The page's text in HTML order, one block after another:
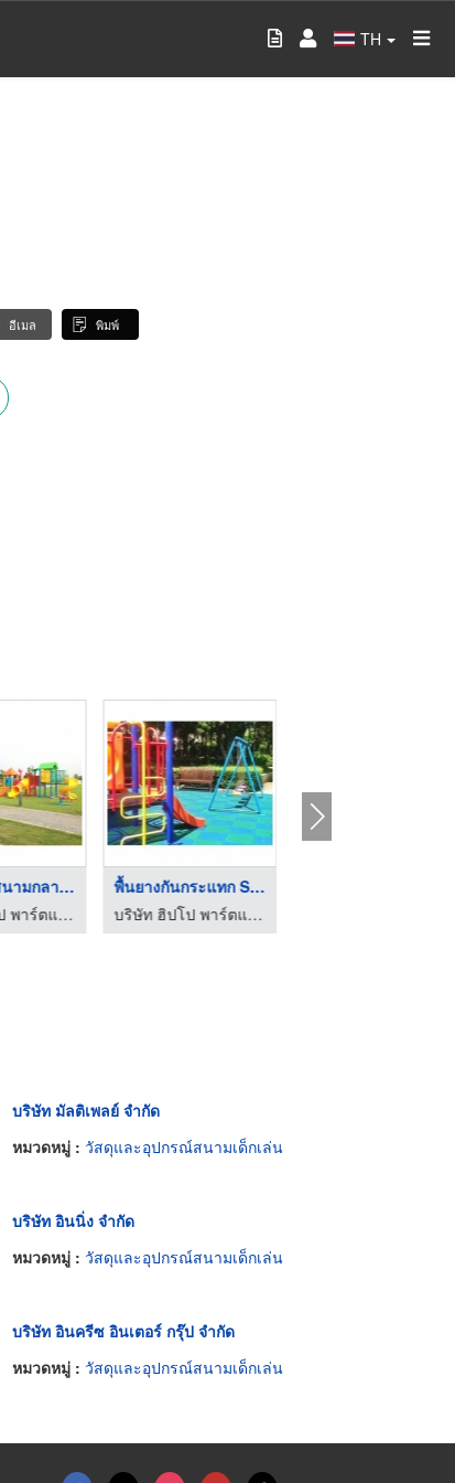
TH
อีเมล พิมพ์
เครื่องเล่นสนามกลางแ ...
บริษัท ฮิปโป พาร์ตแอนด์เพลย์ จำกัด
พื้นยางกันกระแทก SBR ...
บริษัท ฮิปโป พาร์ตแอนด์เพลย์ จำกัด
บริษัท มัลติเพลย์ จำกัด
หมวดหมู่ : วัสดุและอุปกรณ์สนามเด็กเล่น
บริษัท อินนิ่ง จำกัด
หมวดหมู่ : วัสดุและอุปกรณ์สนามเด็กเล่น
บริษัท อินครีซ อินเตอร์ กรุ๊ป จำกัด
หมวดหมู่ : วัสดุและอุปกรณ์สนามเด็กเล่น